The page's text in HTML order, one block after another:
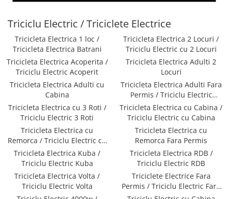
➔ Adulti - 2 Locuri
➔ Adulti - cu Cabina
➔ Cu 3 Roti
➔ Cu Cabina
➔ Cu Cabina fara Permis
➔ Cu Cabina Inchisa
➔ Cu Remorca Fara Permis
➔ Cu Volan
➔ Fara Permis
➔ 4000W
⬇ MARCI
➔ Volta
➔ Kuba
Triciclu Electric / Triciclete Electrice
Tricicleta Electrica 1 loc /
Tricicleta Electrica Batrani
Tricicleta Electrica 2 Locuri /
Triciclu Electric cu 2 Locuri
Tricicleta Electrica Acoperita /
Triciclu Electric Acoperit
Tricicleta Electrica Adulti 2
Locuri
Tricicleta Electrica Adulti cu
Cabina
Tricicleta Electrica Adulti Fara
Permis / Triciclu Electric
Adulti
Tricicleta Electrica cu 3 Roti /
Triciclu Electric 3 Roti
Tricicleta Electrica cu Cabina /
Triciclu Electric cu Cabina
Tricicleta Electrica cu
Remorca / Triciclu Electric cu
Remorca
Tricicleta Electrica cu
Remorca Fara Permis
Tricicleta Electrica Kuba /
Triciclu Electric Kuba
Tricicleta Electrica RDB /
Triciclu Electric RDB
Tricicleta Electrica Volta /
Triciclu Electric Volta
Triciclete Electrice Fara
Permis / Triciclu Electric Fara
Permis